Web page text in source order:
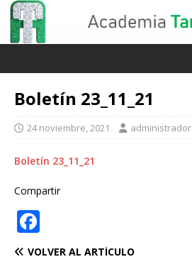
Boletín 23_11_21
24 noviembre, 2021 administrador
Boletín 23_11_21
Compartir
a
VOLVER AL ARTÍCULO